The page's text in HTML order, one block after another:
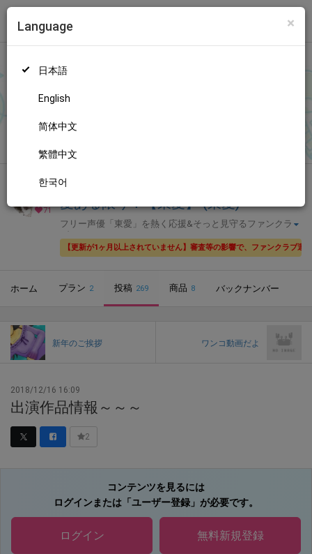
トップ
×
Language
日本語
English
简体中文
繁體中文
한국어
が応援しています。
71
全年齢向け
愛ある限り！【東愛】 (東愛)
フリー声優「東愛」を熱く応援&そっと見守るファンクラ
【更新が1ヶ月以上されていません】審査等の影響で、ファンクラブ
ホーム プラン 2 投稿 269 商品 8 バックナンバー
新年のご挨拶 ワンコ動画だよ
2018/12/16 16:09
出演作品情報～～～
2
コンテンツを見るには
ログインまたは「ユーザー登録」が必要です。
ログイン 無料新規登録